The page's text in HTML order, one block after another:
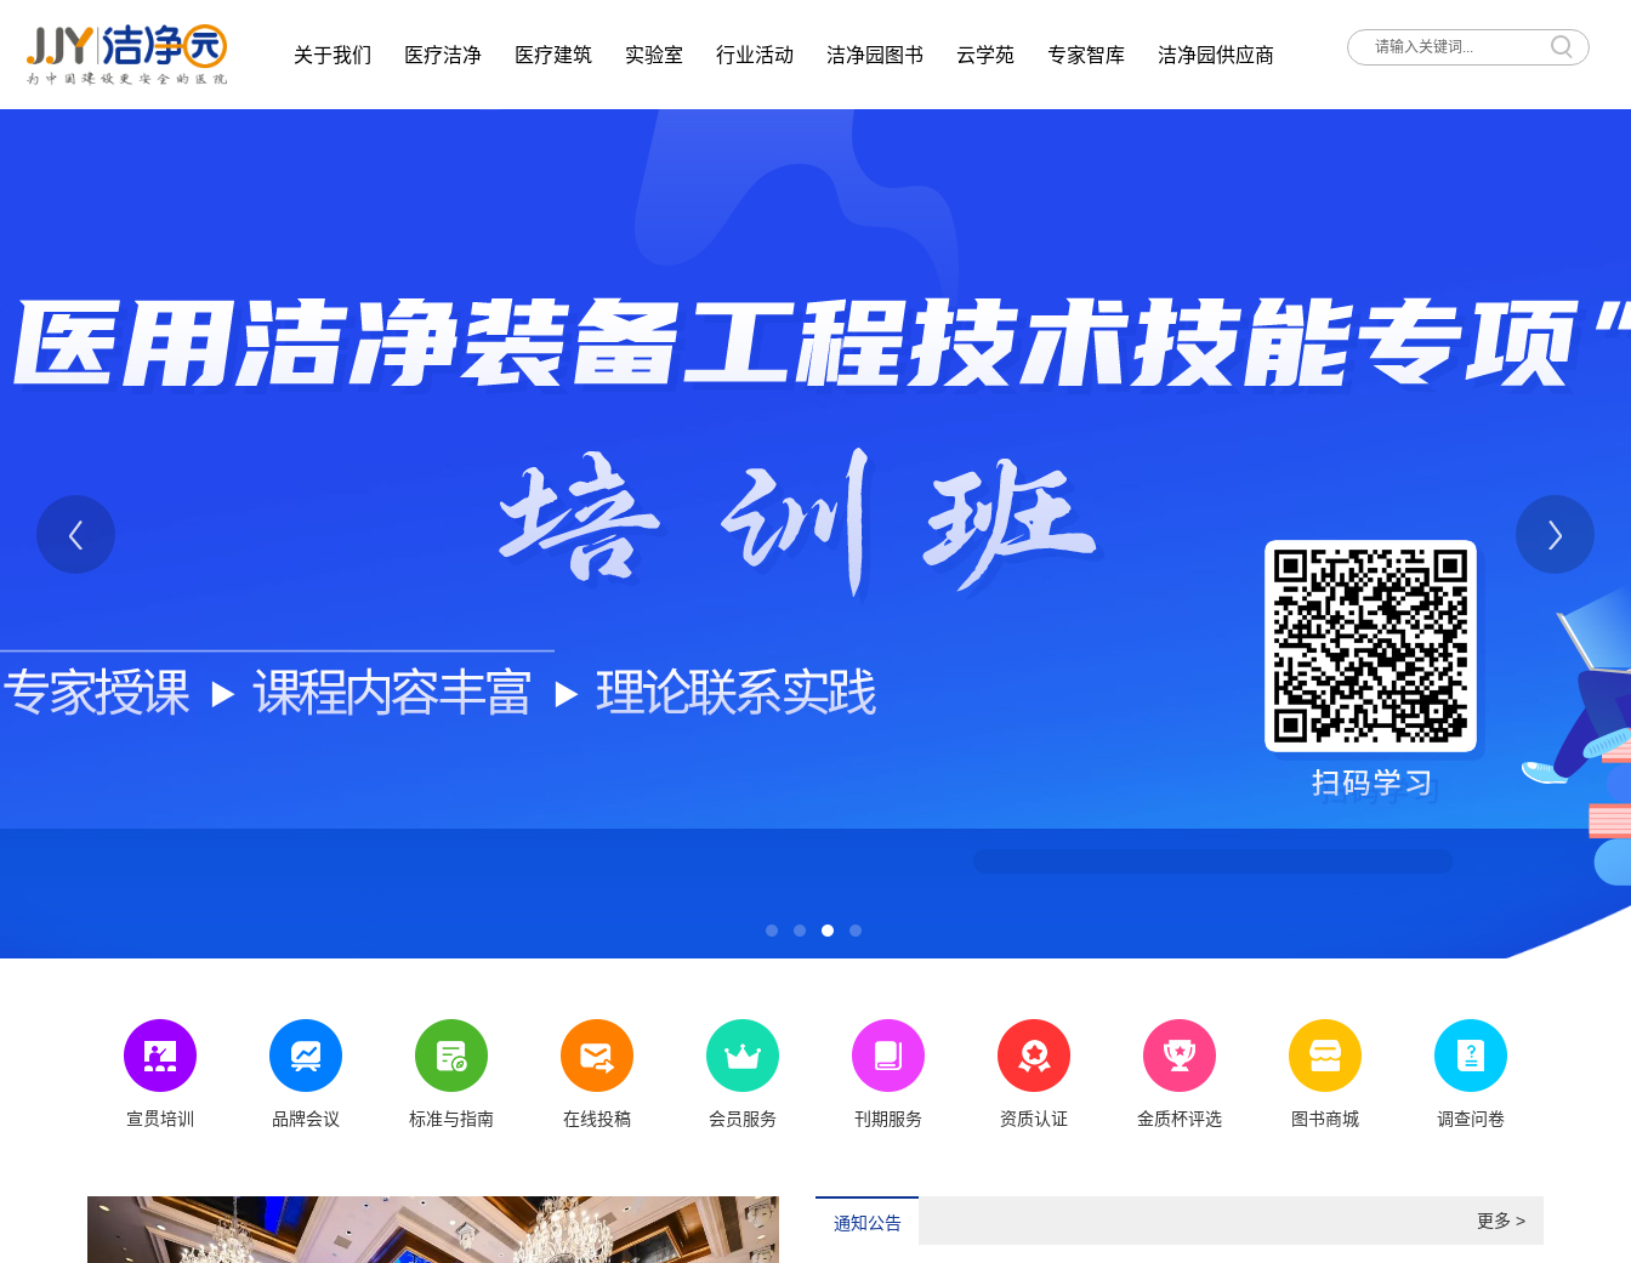
关于我们 医疗洁净 医疗建筑 实验室 行业活动 洁净园图书 云学苑 专家智库 洁净园供应商
宣贯培训 品牌会议 标准与指南 在线投稿 会员服务 刊期服务 资质认证 金质杯评选 图书商城 调查问卷
更多 >
通知公告